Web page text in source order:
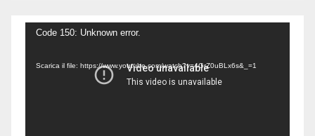
Video
Code 150: Unknown error.
Scarica il file: https://www.youtube.com/watch?v=4GrZ0uBLx6s&_=1